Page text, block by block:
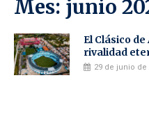
Mes: junio
El Clásico
rivalidad
29 de junio de